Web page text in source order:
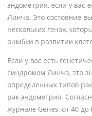
эндометрия, если у вас
Линча. Это состояние
нескольких генах,
ошибки в развитии
Если у вас есть
синдромом Линча, это
определенных типов
рак эндометрия.
журнале Genes, от 40